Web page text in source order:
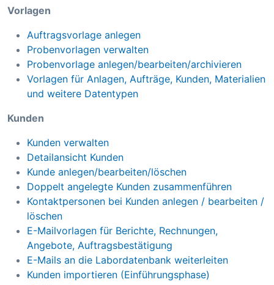
Vorlagen
Auftragsvorlage anlegen
Probenvorlagen verwalten
Probenvorlage anlegen/bearbeiten/archivieren
Vorlagen für Anlagen, Aufträge, Kunden, Materialien
und weitere Datentypen
Kunden
Kunden verwalten
Detailansicht Kunden
Kunde anlegen/bearbeiten/löschen
Doppelt angelegte Kunden zusammenführen
Kontaktpersonen bei Kunden anlegen / bearbeiten /
löschen
E-Mailvorlagen für Berichte, Rechnungen,
Angebote, Auftragsbestätigung
E-Mails an die Labordatenbank weiterleiten
Kunden importieren (Einführungsphase)